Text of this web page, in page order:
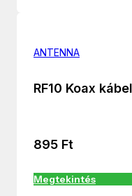
ANTENNA
RF10 Koax
895 Ft
Megtekintés